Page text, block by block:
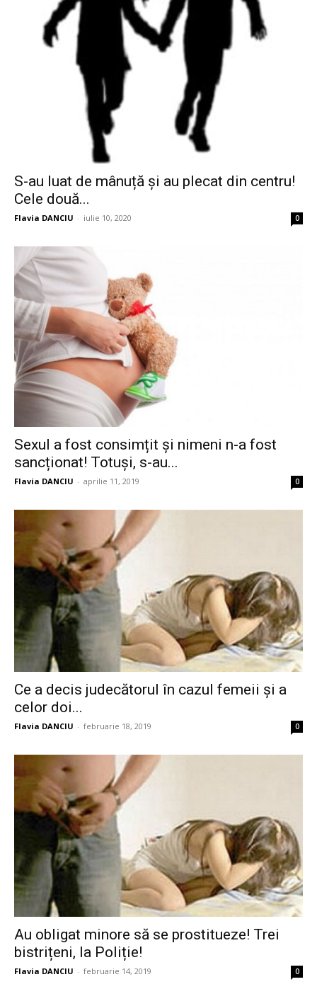
S-au luat de mânuță și au plecat din centru!
Cele două...
Flavia DANCIU - iulie 10, 2020 0
Sexul a fost consimțit și nimeni n-a fost
sancționat! Totuși, s-au...
Flavia DANCIU - aprilie 11, 2019 0
Ce a decis judecătorul în cazul femeii și a
celor doi...
Flavia DANCIU - februarie 18, 2019 0
Au obligat minore să se prostitueze! Trei
bistrițeni, la Poliție!
Flavia DANCIU - februarie 14, 2019 0